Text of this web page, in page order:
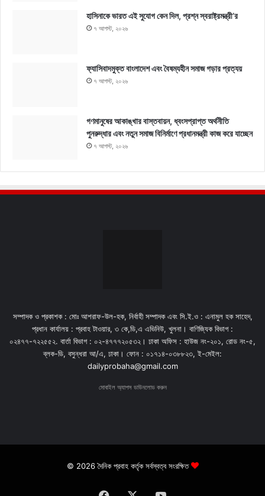
হাসিনাকে ভারত এই সুযোগ কেন দিল, প্রশ্ন স্বরাষ্ট্রমন্ত্রী’র
৭ আগস্ট, ২০২৬
ফ্যাসিবাদমুক্ত বাংলাদেশ এবং বৈষম্যহীন সমাজ গড়ার প্রত্যয়
৭ আগস্ট, ২০২৬
গণমানুষের আকাঙ্খার বাস্তবায়ন, ধ্বংসপ্রাপ্ত অর্থনীতি
পুনরুদ্ধার এবং নতুন সমাজ বিনির্মাণে প্রধানমন্ত্রী কাজ করে যাচ্ছেন
৭ আগস্ট, ২০২৬
সম্পাদক ও প্রকাশক : মোঃ আশরাফ-উল-হক, নির্বাহী সম্পাদক এবং সি.ই.ও : এনামুল হক সাহেদ,
প্রধান কার্যালয় : প্রবাহ টাওয়ার, ৩ কে,ডি,এ এভিনিউ, খুলনা। বাণিজ্যিক বিভাগ :
০২৪৭৭-৭২২৫৫২. বার্তা বিভাগ : ০২-৪৭৭৭২০৫৩২। ঢাকা অফিস : হাউজ নং-২০১, রোড নং-৫,
ব্লক-ডি, বসুন্ধরা আ/এ, ঢাকা। ফোন : ০১৭১৪-০৩৮৮২৩, ই-মেইল:
dailyprobaha@gmail.com
মোবাইল অ্যাপস ডাউনলোড করুন
© 2026 দৈনিক প্রবাহ কর্তৃক সর্বস্বত্ব সংরক্ষিত